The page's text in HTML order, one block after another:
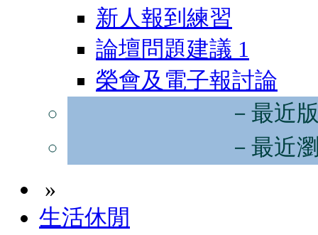
新人報到練習
論壇問題建議 1
榮會及電子報討論
－最近
－最近
»
生活休閒